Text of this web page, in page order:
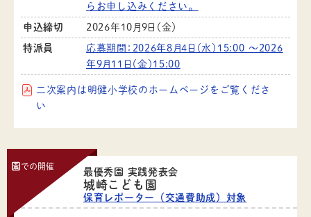
らお申し込みください。
申込締切 2026年10月9日（金）
特派員
応募期間：2026年8月4日（水）15:00 ～2026
年9月11日（金）15:00
二次案内は明健小学校のホームページをご覧くださ
い
園での開催
最優秀園 実践発表会
城崎こども園
保育レポーター（交通費助成）対象